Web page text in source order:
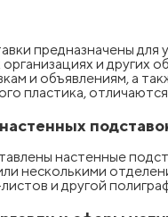
предназначены для
и других
и объявлениям, а
пластика,
настенные
несколькими
и другой